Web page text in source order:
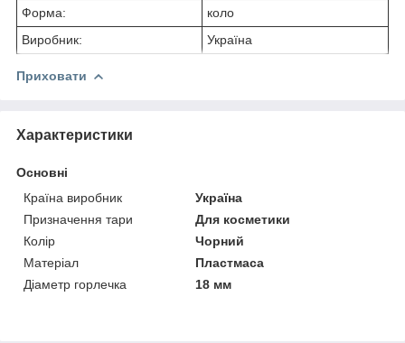
Форма:
коло
Виробник:
Україна
Приховати
Характеристики
Основні
Країна виробник
Україна
Призначення тари
Для косметики
Колір
Чорний
Матеріал
Пластмаса
Діаметр горлечка
18 мм